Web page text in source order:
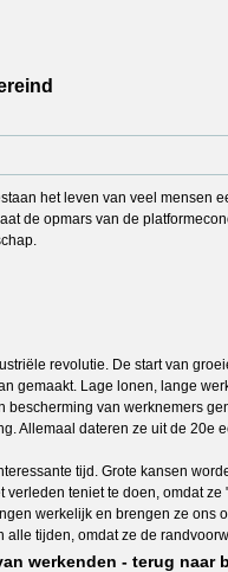
het leven van veel mensen
de opmars van de
revolutie. De start van
gemaakt. Lage lonen, lange
van werknemers
Allemaal dateren ze uit de
tijd. Grote kansen
teniet te doen, omdat
werkelijk en brengen ze
tijden, omdat ze de
werkenden - terug naar